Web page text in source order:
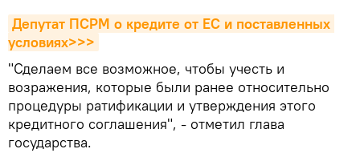
Депутат ПСРМ о кредите от ЕС и поставленных
условиях>>>
"Сделаем все возможное, чтобы учесть и
возражения, которые были ранее относительно
процедуры ратификации и утверждения этого
кредитного соглашения", - отметил глава
государства.